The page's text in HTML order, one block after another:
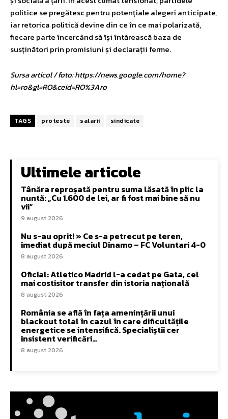
politice se pregătesc pentru potențiale alegeri anticipate,
iar retorica politică devine din ce în ce mai polarizată,
fiecare parte încercând să își întărească baza de
susținători prin promisiuni și declarații ferme.
Sursa articol / foto: https://news.google.com/home?
hl=ro&gl=RO&ceid=RO%3Aro
TAGS proteste salarii sindicate
Ultimele articole
Tânăra reproșată pentru suma lăsată în plic la
nuntă: „Cu 1.600 de lei, ar fi fost mai bine să nu
vii”
9 august 2026
Nu s-au oprit! » Ce s-a petrecut pe teren,
imediat după meciul Dinamo – FC Voluntari 4-0
8 august 2026
Oficial: Atletico Madrid l-a cedat pe Gata, cel
mai costisitor transfer din istoria națională
8 august 2026
România se află în fața amenințării unui
blackout total în cazul în care dificultățile
energetice se intensifică. Specialiștii cer
insistent verificări…
8 august 2026